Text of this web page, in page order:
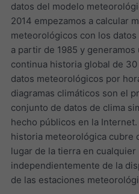
datos del modelo
2014 empezamos a calcular
meteorológicos con los
a partir de 1985 y generamos
continua historia global de
datos meteorológicos por
diagramas climáticos son el
conjunto de datos de clima
hecho públicos en la
historia meteorológica cubre
lugar de la tierra en cualquier
independientemente de la
de las estaciones